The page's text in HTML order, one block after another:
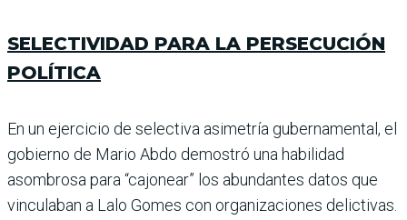
SELECTIVIDAD PARA LA PERSECUCIÓN
POLÍTICA
En un ejercicio de selectiva asimetría gubernamental, el
gobierno de Mario Abdo demostró una habilidad
asombrosa para “cajo­near” los abundantes datos que
vinculaban a Lalo Gomes con organizaciones delictivas.